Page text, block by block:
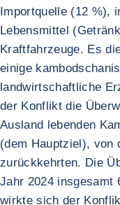
Importquelle (12 %),
Lebensmittel
Kraftfahrzeuge. Es
einige
landwirtschaftliche
der Konflikt die
Ausland lebenden
(dem Hauptziel), von
zurückkehrten. Die
Jahr 2024 insgesamt
wirkte sich der